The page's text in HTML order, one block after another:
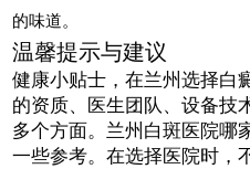
的味道。
温馨提示与建议
健康小贴士，在兰州选择白
的资质、医生团队、设备技
多个方面。兰州白斑医院哪
一些参考。在选择医院时，